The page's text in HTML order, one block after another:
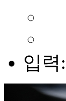
입력